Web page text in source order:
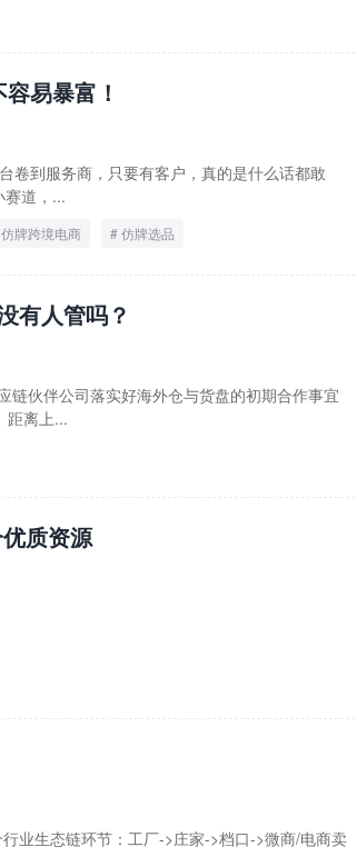
易暴富！
卷到服务商，只要有客户，真的是什么话都敢
道，...
仿牌跨境电商 仿牌选品
有人管吗？
伙伴公司落实好海外仓与货盘的初期合作事宜
距离上...
质资源
业生态链环节：工厂->庄家->档口->微商/电商卖